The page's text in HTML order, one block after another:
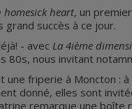
homesick heart, un
grand succès à ce jour.
- avec La 4ième
80s, nous invitant
une friperie à Moncton :
donné, elles sont
remarque une boîte